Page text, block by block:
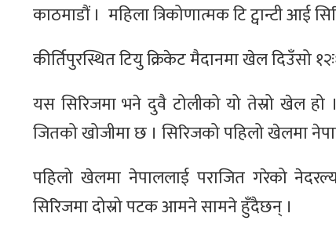
काठमाडौं । महिला त्रिकोणात्मक टि ट्वान्टी आई
कीर्तिपुरस्थित टियु क्रिकेट मैदानमा खेल दिउँसो
यस सिरिजमा भने दुवै टोलीको यो तेस्रो खेल
जितको खोजीमा छ । सिरिजको पहिलो खेलमा
पहिलो खेलमा नेपाललाई पराजित गरेको
सिरिजमा दोस्रो पटक आमने सामने हुँदैछन् ।